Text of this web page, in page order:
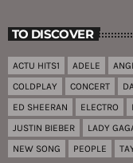
TO DISCOVER
ACTU HITS1 ADELE
COLDPLAY
CONCERT
ED SHEERAN
ELECTRO
JUSTIN BIEBER
LADY
NEW SONG
PEOPLE